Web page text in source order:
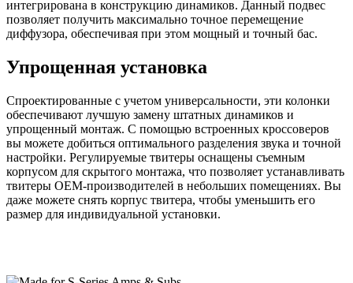
интегрирована в конструкцию динамиков. Данный подвес
позволяет получить максимально точное перемещение
диффузора, обеспечивая при этом мощный и точный бас.
Упрощенная установка
Спроектированные с учетом универсальности, эти колонки
обеспечивают лучшую замену штатных динамиков и
упрощенный монтаж. С помощью встроенных кроссоверов
вы можете добиться оптимального разделения звука и точной
настройки. Регулируемые твитеры оснащены съемным
корпусом для скрытого монтажа, что позволяет устанавливать
твитеры OEM-производителей в небольших помещениях. Вы
даже можете снять корпус твитера, чтобы уменьшить его
размер для индивидуальной установки.